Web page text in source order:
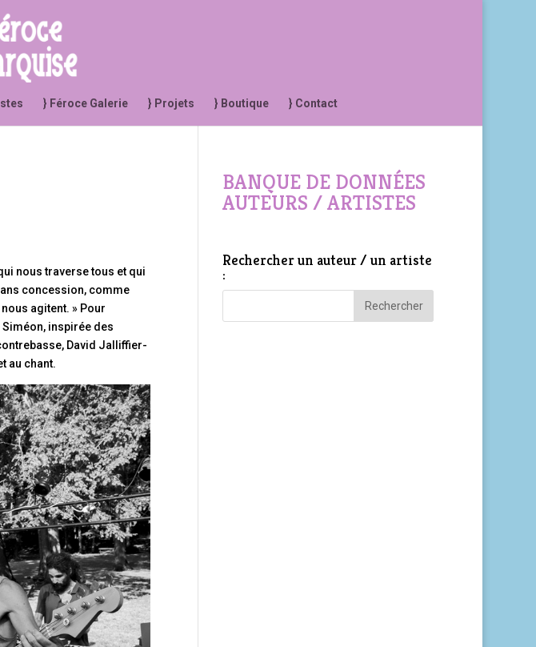
} Féroce Galerie } Projets } Boutique } Contact
nous traverse tous et qui
concession, comme
agitent. » Pour
inspirée des
David Jalliffier-
au chant.
BANQUE DE DONNÉES
AUTEURS / ARTISTES
Rechercher un auteur / un artiste
: